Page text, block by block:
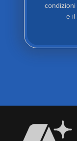
condizioni
e il